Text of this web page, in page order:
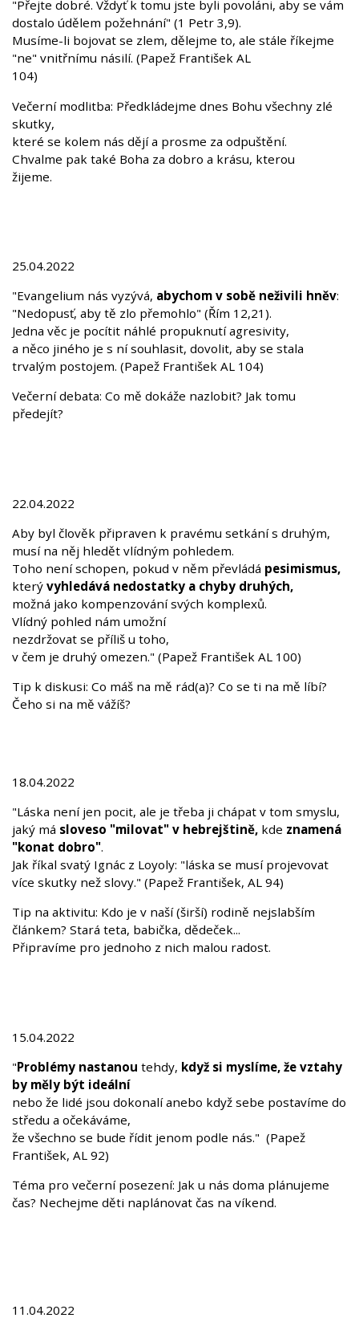
"Přejte dobré. Vždyť k tomu jste byli povoláni, aby se vám
dostalo údělem požehnání" (1 Petr 3,9).
Musíme-li bojovat se zlem, dělejme to, ale stále říkejme
"ne" vnitřnímu násilí. (Papež František AL
104)
Večerní modlitba: Předkládejme dnes Bohu všechny zlé
skutky,
které se kolem nás dějí a prosme za odpuštění.
Chvalme pak také Boha za dobro a krásu, kterou
žijeme.
25.04.2022
"Evangelium nás vyzývá, abychom v sobě neživili hněv:
"Nedopusť, aby tě zlo přemohlo" (Řím 12,21).
Jedna věc je pocítit náhlé propuknutí agresivity,
a něco jiného je s ní souhlasit, dovolit, aby se stala
trvalým postojem. (Papež František AL 104)
Večerní debata: Co mě dokáže nazlobit? Jak tomu
předejít?
22.04.2022
Aby byl člověk připraven k pravému setkání s druhým,
musí na něj hledět vlídným pohledem.
Toho není schopen, pokud v něm převládá pesimismus,
který vyhledává nedostatky a chyby druhých,
možná jako kompenzování svých komplexů.
Vlídný pohled nám umožní
nezdržovat se příliš u toho,
v čem je druhý omezen." (Papež František AL 100)
Tip k diskusi: Co máš na mě rád(a)? Co se ti na mě líbí?
Čeho si na mě vážíš?
18.04.2022
"Láska není jen pocit, ale je třeba ji chápat v tom smyslu,
jaký má sloveso "milovat" v hebrejštině, kde znamená
"konat dobro".
Jak říkal svatý Ignác z Loyoly: "láska se musí projevovat
více skutky než slovy." (Papež František, AL 94)
Tip na aktivitu: Kdo je v naší (širší) rodině nejslabším
článkem? Stará teta, babička, dědeček...
Připravíme pro jednoho z nich malou radost.
15.04.2022
"Problémy nastanou tehdy, když si myslíme, že vztahy
by měly být ideální
nebo že lidé jsou dokonalí anebo když sebe postavíme do
středu a očekáváme,
že všechno se bude řídit jenom podle nás." (Papež
František, AL 92)
Téma pro večerní posezení: Jak u nás doma plánujeme
čas? Nechejme děti naplánovat čas na víkend.
11.04.2022